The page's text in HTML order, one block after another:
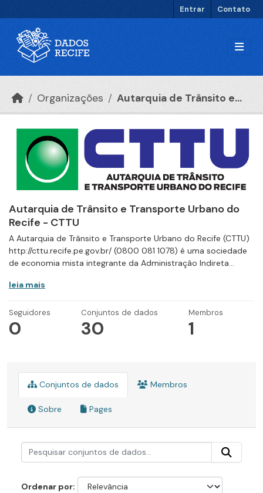
Entrar Contato
Organizações Autarquia de Trânsito e...
Autarquia de Trânsito e Transporte Urbano do
Recife - CTTU
A Autarquia de Trânsito e Transporte Urbano do Recife (CTTU)
http://cttu.recife.pe.gov.br/ (0800 081 1078) é uma sociedade
de economia mista integrante da Administração Indireta...
leia mais
Seguidores
0
Conjuntos de dados
30
Membros
1
Conjuntos de dados Membros
Sobre Pages
Ordenar por